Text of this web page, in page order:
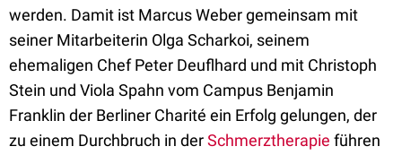
werden. Damit ist Marcus Weber gemeinsam mit
seiner Mitarbeiterin Olga Scharkoi, seinem
ehemaligen Chef Peter Deuflhard und mit Christoph
Stein und Viola Spahn vom Campus Benjamin
Franklin der Berliner Charité ein Erfolg gelungen, der
zu einem Durchbruch in derSchmerztherapie führen